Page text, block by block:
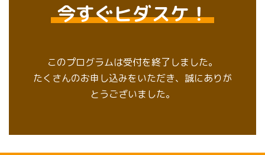
今すぐヒダスケ！
このプログラムは受付を終了しました。
たくさんのお申し込みをいただき、誠にありが
とうございました。